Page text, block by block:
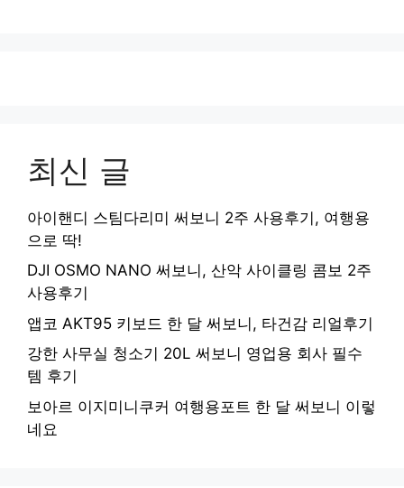
최신 글
아이핸디 스팀다리미 써보니 2주 사용후기, 여행용
으로 딱!
DJI OSMO NANO 써보니, 산악 사이클링 콤보 2주
사용후기
앱코 AKT95 키보드 한 달 써보니, 타건감 리얼후기
강한 사무실 청소기 20L 써보니 영업용 회사 필수
템 후기
보아르 이지미니쿠커 여행용포트 한 달 써보니 이렇
네요